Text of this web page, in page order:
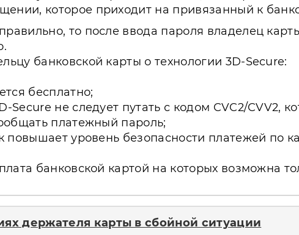
которое приходит на привязанный к
то после ввода пароля владелец
банковской карты о технологии 3D-Secure:
бесплатно;
не следует путать с кодом CVC2/CVV2,
платежный пароль;
уровень безопасности платежей по
банковской картой на которых возможна
держателя карты в сбойной ситуации